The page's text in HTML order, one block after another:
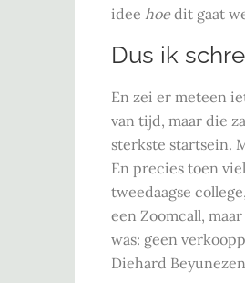
idee hoedit gaat
Dus ik
En zei er meteen
van tijd, maar die
sterkste startsein.
En precies toen
tweedaagse
een Zoomcall,
was: geen
Diehard